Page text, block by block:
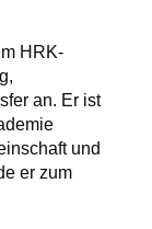
HRK-
an. Er ist
und
er zum